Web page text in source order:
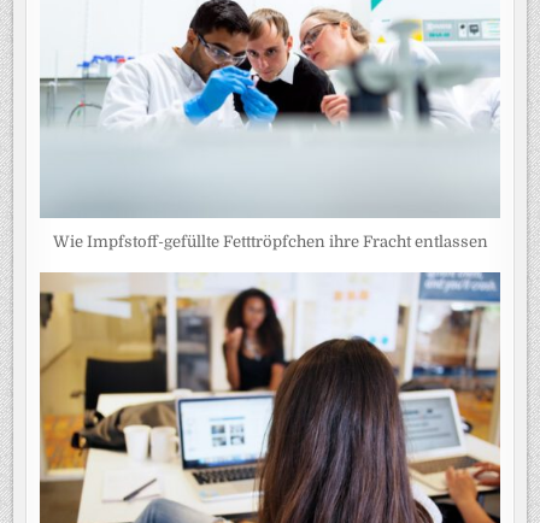
Wie Impfstoff-gefüllte Fetttröpfchen ihre Fracht entlassen